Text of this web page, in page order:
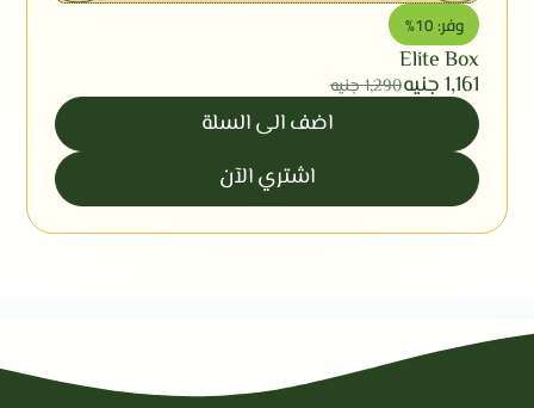
وفر: 10%
Elite Box
1,290جنيه 1,161جنيه
اضف الى السلة
اشتري الآن